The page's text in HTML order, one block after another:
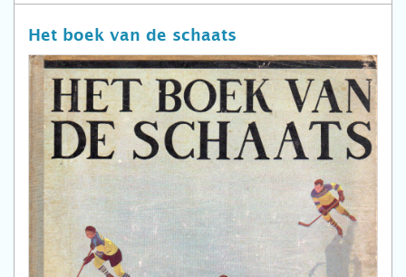
Het boek van de schaats